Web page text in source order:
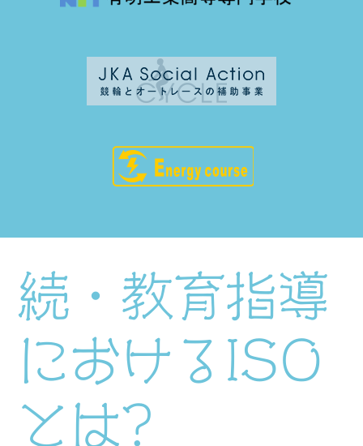
続・教育指導
におけるISO
とは?